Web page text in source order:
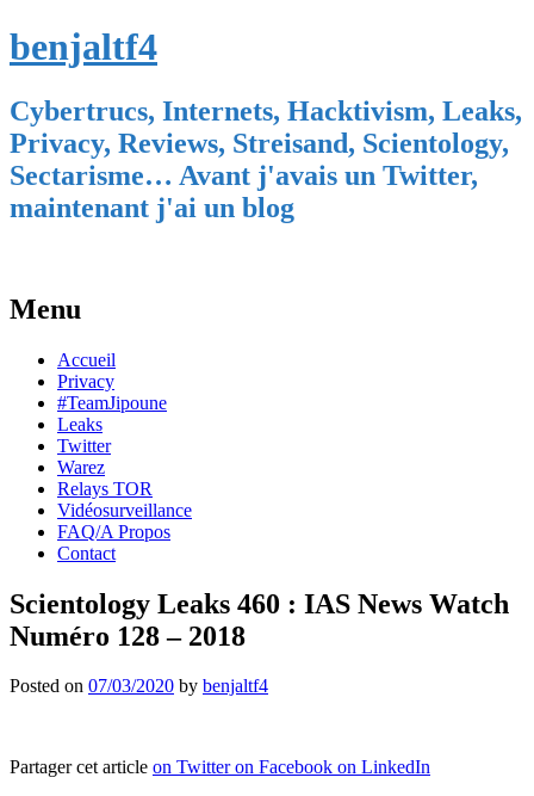
benjaltf4
Cybertrucs, Internets, Hacktivism, Leaks,
Privacy, Reviews, Streisand, Scientology,
Sectarisme… Avant j'avais un Twitter,
maintenant j'ai un blog
Menu
Skip
content
Accueil
Privacy
#TeamJipoune
Leaks
Twitter
Warez
Relays TOR
Vidéosurveillance
FAQ/A Propos
Contact
Scientology Leaks 460 : IAS News Watch
Numéro 128 – 2018
Posted on 07/03/2020 by benjaltf4
Partager cet article on Twitter on Facebook on LinkedIn